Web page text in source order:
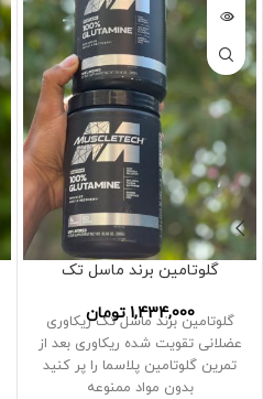
گلوتامین برند ماسل تک
1,434,000 تومان
گلوتامین برند ماسل تک ریکاوری
عضلانی تقویت شده ریکاوری بعد از
تمرین گلوتامین پلاسما را پر کنید
بدون مواد ممنوعه